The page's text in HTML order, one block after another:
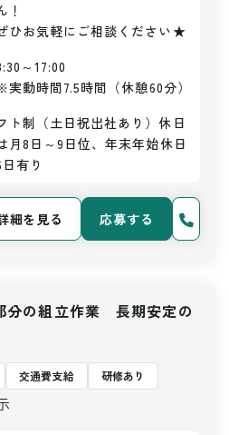
！
ひお気軽にご相談ください★
～17:00
実動時間7.5時間（休憩60分）
ト制（土日祝出社あり）休日
月8日～9日位、年末年始休日
有り
細を見る 応募する
分の組立作業 長期安定の
交通費支給
研修あり